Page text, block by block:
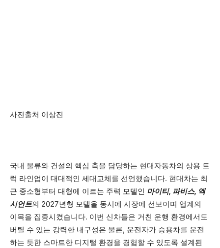
사진출처 이상진
국내 물류와 건설의 핵심 축을 담당하는 현대자동차의 상용 트
럭 라인업이 대대적인 세대교체를 선언했습니다. 현대차는 최
근 중소형부터 대형에 이르는 주력 모델인 마이티, 파비스, 엑
시언트의 2027년형 모델을 동시에 시장에 선보이며 업계의
이목을 집중시켰습니다. 이번 신차들은 거친 운행 환경에서도
버틸 수 있는 강력한 내구성은 물론, 운전자가 승용차를 운전
하는 듯한 스마트한 디지털 환경을 경험할 수 있도록 설계된